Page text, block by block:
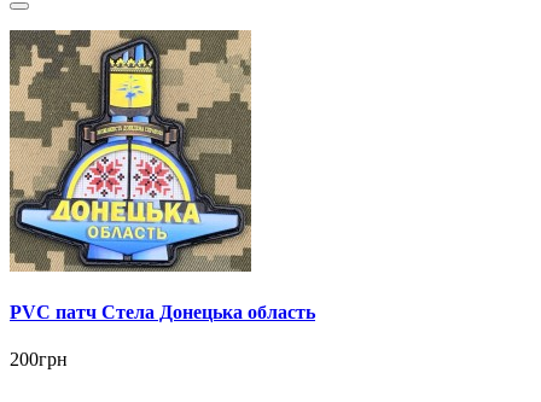
PVC патч Стела Донецька область
200грн